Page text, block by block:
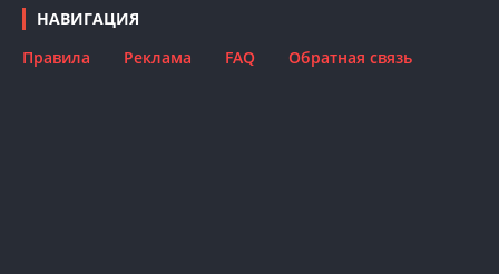
НАВИГАЦИЯ
Правила
Реклама FAQ Обратная связь